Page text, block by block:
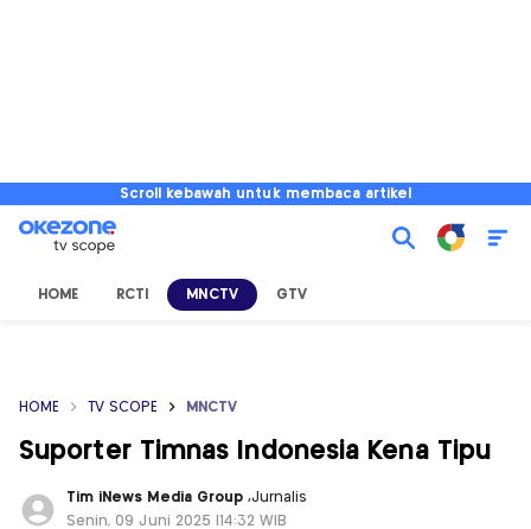
Scroll kebawah untuk membaca artikel
HOME RCTI MNCTV GTV
HOME TV SCOPE MNCTV
Suporter Timnas Indonesia Kena Tipu
Tim iNews Media Group,Jurnalis
Senin, 09 Juni 2025 |14:32 WIB